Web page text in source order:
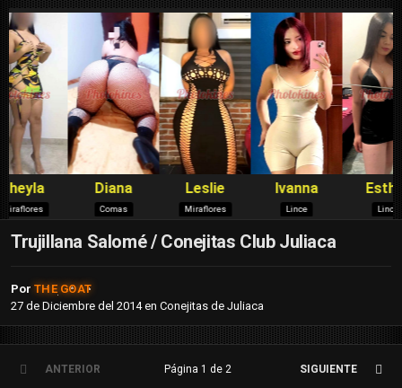
Trujillana Salomé / Conejitas Club Juliaca
Por THE GOAT
27 de Diciembre del 2014en Conejitas de Juliaca
ANTERIOR SIGUIENTE
Página 1 de 2